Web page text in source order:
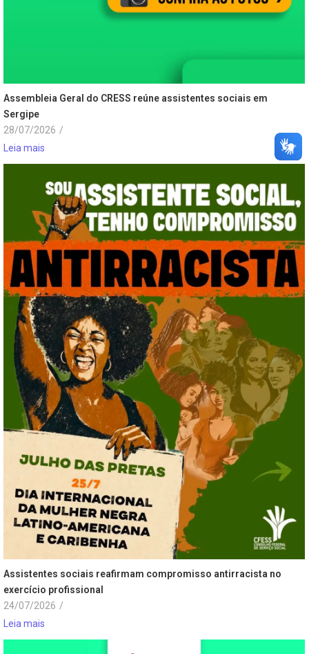
Assembleia Geral do CRESS reúne assistentes sociais em
Sergipe
28/07/2026 /
Leia mais
Assistentes sociais reafirmam compromisso antirracista no
exercício profissional
24/07/2026 /
Leia mais